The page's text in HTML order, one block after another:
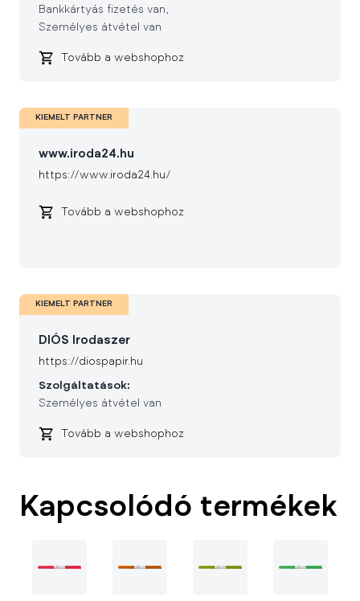
Bankkártyás fizetés van
Személyes átvétel van
Tovább a webshophoz
KIEMELT PARTNER
www.iroda24.hu
https://www.iroda24.hu/
Tovább a webshophoz
KIEMELT PARTNER
DIÓS Irodaszer
https://diospapir.hu
Szolgáltatások:
Személyes átvétel van
Tovább a webshophoz
Kapcsolódó termékek